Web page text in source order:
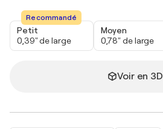
Recommandé
Petit
0,39" de large
Moyen
0,78" de large
Voir en 3D